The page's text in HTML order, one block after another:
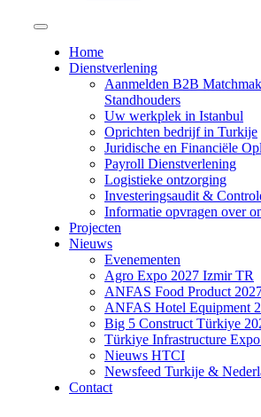
Home
Dienstverlening
Aanmelden B2B
Standhouders
Uw werkplek in Istanbul
Oprichten bedrijf in Turkije
Juridische en Financiële
Payroll Dienstverlening
Logistieke ontzorging
Investeringsaudit &
Informatie opvragen over
Projecten
Nieuws
Evenementen
Agro Expo 2027 Izmir TR
ANFAS Food Product
ANFAS Hotel Equipment
Big 5 Construct Türkiye
Türkiye Infrastructure
Nieuws HTCI
Newsfeed Turkije &
Contact